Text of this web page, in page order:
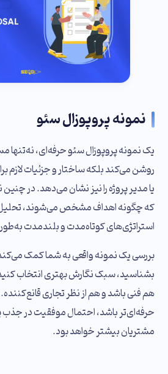
نمونه پروپوزال سئو
یک نمونه پروپوزال سئو حرفه‌ای، نه‌تنها
روشن می‌کند بلکه ساختار و جزئیات لازم
یا مدیر پروژه را نیز نشان می‌دهد. در چنین
که چگونه اهداف مشخص می‌شوند، تحلیل
استراتژی‌های کوتاه‌مدت و بلندمدت
بررسی یک نمونه واقعی به شما کمک می‌کند
بشناسید، سبک نگارش بهتری انتخاب
هم فنی باشد و هم از نظر تجاری
حرفه‌ای‌تر باشد، احتمال موفقیت در جذب
مشتریان بیشتر خواهد بود.